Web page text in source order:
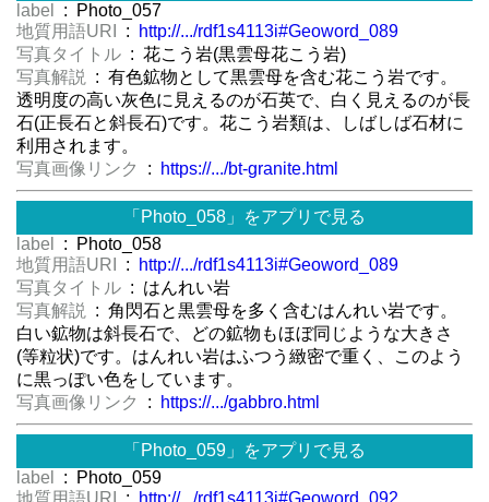
label
: Photo_057
地質用語URI
:
http://.../rdf1s4113i#Geoword_089
写真タイトル : 花こう岩(黒雲母花こう岩)
写真解説
: 有色鉱物として黒雲母を含む花こう岩です。
透明度の高い灰色に見えるのが石英で、白く見えるのが長
石(正長石と斜長石)です。花こう岩類は、しばしば石材に
利用されます。
写真画像リンク
: https://.../bt-granite.html
「Photo_058」をアプリで見る
label
: Photo_058
地質用語URI
:
http://.../rdf1s4113i#Geoword_089
写真タイトル : はんれい岩
写真解説
: 角閃石と黒雲母を多く含むはんれい岩です。
白い鉱物は斜長石で、どの鉱物もほぼ同じような大きさ
(等粒状)です。はんれい岩はふつう緻密で重く、このよう
に黒っぽい色をしています。
写真画像リンク
: https://.../gabbro.html
「Photo_059」をアプリで見る
label
: Photo_059